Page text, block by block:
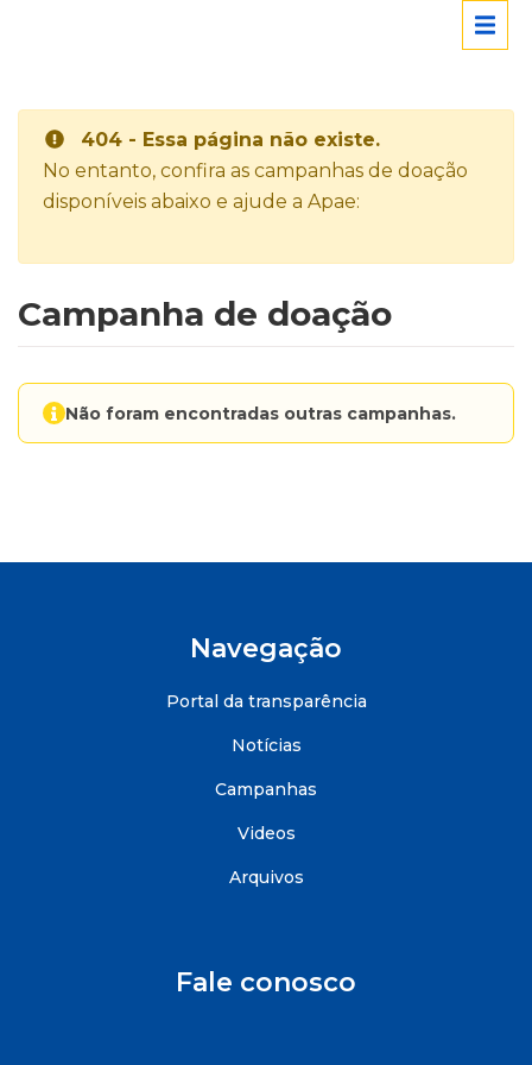
404 - Essa página não existe.
No entanto, confira as campanhas de doação
disponíveis abaixo e ajude a Apae:
Campanha de doação
Não foram encontradas outras campanhas.
Navegação
Portal da transparência
Notícias
Campanhas
Videos
Arquivos
Fale conosco